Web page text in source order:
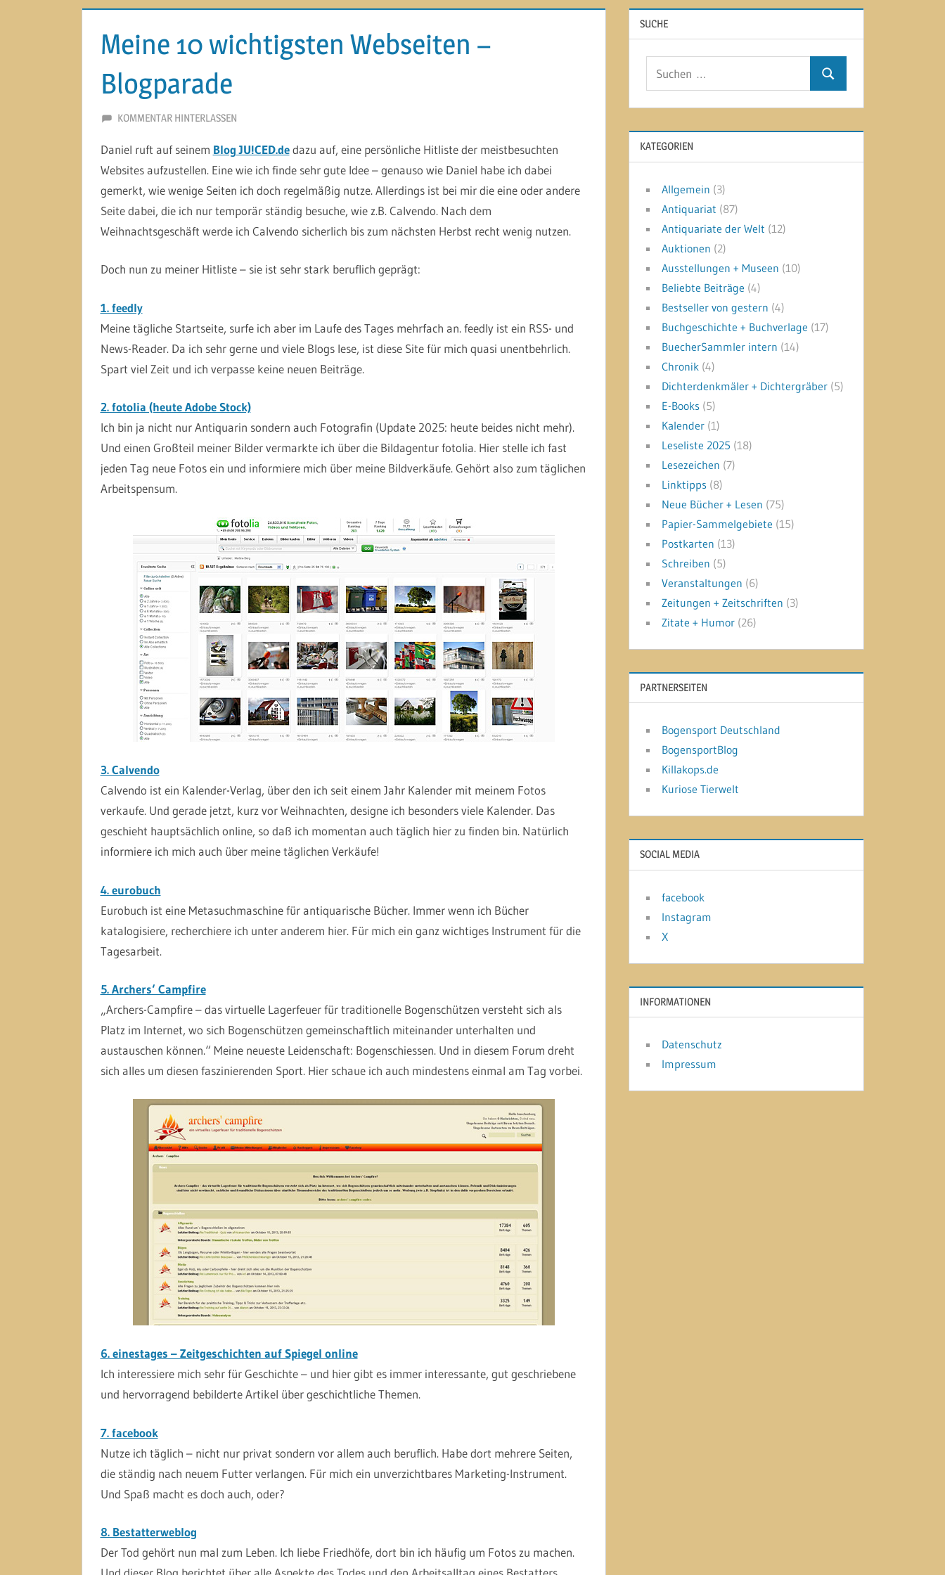
Meine 10 wichtigsten Webseiten –
Blogparade
16. OKTOBER 2013
MARTINA BERG
KOMMENTAR HINTERLASSEN
Daniel ruft auf seinem Blog JU!CED.dedazu auf, eine persönliche Hitliste der meistbesuchten
Websites aufzustellen. Eine wie ich finde sehr gute Idee – genauso wie Daniel habe ich dabei
gemerkt, wie wenige Seiten ich doch regelmäßig nutze. Allerdings ist bei mir die eine oder andere
Seite dabei, die ich nur temporär ständig besuche, wie z.B. Calvendo. Nach dem
Weihnachtsgeschäft werde ich Calvendo sicherlich bis zum nächsten Herbst recht wenig nutzen.
Doch nun zu meiner Hitliste – sie ist sehr stark beruflich geprägt:
1. feedly
Meine tägliche Startseite, surfe ich aber im Laufe des Tages mehrfach an. feedly ist ein RSS- und
News-Reader. Da ich sehr gerne und viele Blogs lese, ist diese Site für mich quasi unentbehrlich.
Spart viel Zeit und ich verpasse keine neuen Beiträge.
2. fotolia (heute Adobe Stock)
Ich bin ja nicht nur Antiquarin sondern auch Fotografin (Update 2025: heute beides nicht mehr).
Und einen Großteil meiner Bilder vermarkte ich über die Bildagentur fotolia. Hier stelle ich fast
jeden Tag neue Fotos ein und informiere mich über meine Bildverkäufe. Gehört also zum täglichen
Arbeitspensum.
3. Calvendo
Calvendo ist ein Kalender-Verlag, über den ich seit einem Jahr Kalender mit meinem Fotos
verkaufe. Und gerade jetzt, kurz vor Weihnachten, designe ich besonders viele Kalender. Das
geschieht hauptsächlich online, so daß ich momentan auch täglich hier zu finden bin. Natürlich
informiere ich mich auch über meine täglichen Verkäufe!
4. eurobuch
Eurobuch ist eine Metasuchmaschine für antiquarische Bücher. Immer wenn ich Bücher
katalogisiere, recherchiere ich unter anderem hier. Für mich ein ganz wichtiges Instrument für die
Tagesarbeit.
5. Archers‘ Campfire
„Archers-Campfire – das virtuelle Lagerfeuer für traditionelle Bogenschützen versteht sich als
Platz im Internet, wo sich Bogenschützen gemeinschaftlich miteinander unterhalten und
austauschen können.“ Meine neueste Leidenschaft: Bogenschiessen. Und in diesem Forum dreht
sich alles um diesen faszinierenden Sport. Hier schaue ich auch mindestens einmal am Tag vorbei.
6. einestages – Zeitgeschichten auf Spiegel online
Ich interessiere mich sehr für Geschichte – und hier gibt es immer interessante, gut geschriebene
und hervorragend bebilderte Artikel über geschichtliche Themen.
7. facebook
Nutze ich täglich – nicht nur privat sondern vor allem auch beruflich. Habe dort mehrere Seiten,
die ständig nach neuem Futter verlangen. Für mich ein unverzichtbares Marketing-Instrument.
Und Spaß macht es doch auch, oder?
8. Bestatterweblog
Der Tod gehört nun mal zum Leben. Ich liebe Friedhöfe, dort bin ich häufig um Fotos zu machen.
SUCHE
Suchen
KATEGORIEN
Allgemein (3)
Antiquariat (87)
Antiquariate der Welt (12)
Auktionen (2)
Ausstellungen + Museen (10)
Beliebte Beiträge (4)
Bestseller von gestern (4)
Buchgeschichte + Buchverlage (17)
BuecherSammler intern (14)
Chronik (4)
Dichterdenkmäler + Dichtergräber (5)
E-Books (5)
Kalender (1)
Leseliste 2025 (18)
Lesezeichen (7)
Linktipps (8)
Neue Bücher + Lesen (75)
Papier-Sammelgebiete (15)
Postkarten (13)
Schreiben (5)
Veranstaltungen (6)
Zeitungen + Zeitschriften (3)
Zitate + Humor (26)
PARTNERSEITEN
Bogensport Deutschland
BogensportBlog
Killakops.de
Kuriose Tierwelt
SOCIAL MEDIA
facebook
Instagram
X
INFORMATIONEN
Datenschutz
Impressum